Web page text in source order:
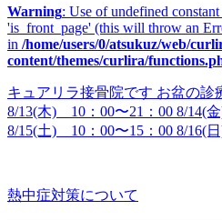
Warning: Use of undefined
'is_front_page' (this will throw an
in /home/users/0/atsukuz/web/
content/themes/curlira/
キュアリラ接骨院です お盆の診
8/13(木) 10：00〜21：00 8/14(
8/15(土) 10：00〜15：00 8/
熱中症対策について